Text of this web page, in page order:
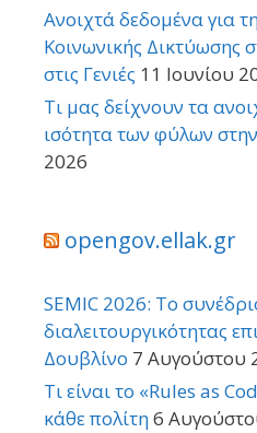
Ανοιχτά δεδομένα για
Κοινωνικής Δικτύωσης
στις Γενιές 11 Ιουνίου
Τι μας δείχνουν τα
ισότητα των φύλων
2026
opengov.ellak.gr
SEMIC 2026: Το
διαλειτουργικότητας
Δουβλίνο 7 Αυγούστου
Τι είναι το «Rules as
κάθε πολίτη6